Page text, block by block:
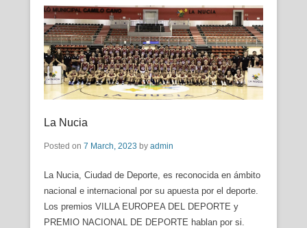
La Nucia
Posted on 7 March, 2023 by admin
La Nucia, Ciudad de Deporte, es reconocida en ámbito
nacional e internacional por su apuesta por el deporte.
Los premios VILLA EUROPEA DEL DEPORTE y
PREMIO NACIONAL DE DEPORTE hablan por si.